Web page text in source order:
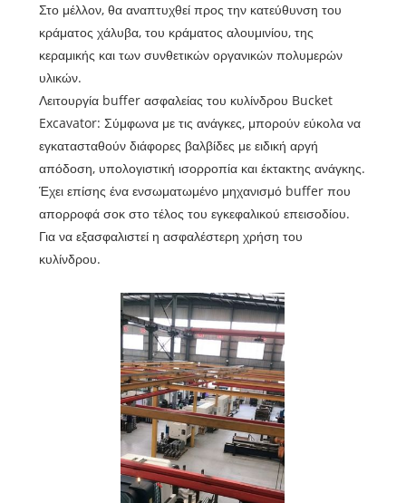
Στο μέλλον, θα αναπτυχθεί προς την κατεύθυνση του
κράματος χάλυβα, του κράματος αλουμινίου, της
κεραμικής και των συνθετικών οργανικών πολυμερών
υλικών.
Λειτουργία buffer ασφαλείας του κυλίνδρου Bucket
Excavator: Σύμφωνα με τις ανάγκες, μπορούν εύκολα να
εγκατασταθούν διάφορες βαλβίδες με ειδική αργή
απόδοση, υπολογιστική ισορροπία και έκτακτης ανάγκης.
Έχει επίσης ένα ενσωματωμένο μηχανισμό buffer που
απορροφά σοκ στο τέλος του εγκεφαλικού επεισοδίου.
Για να εξασφαλιστεί η ασφαλέστερη χρήση του
κυλίνδρου.